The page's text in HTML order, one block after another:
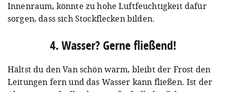
Innenraum, könnte zu hohe Luftfeuchtigkeit dafür
sorgen, dass sich Stockflecken bilden.
4. Wasser? Gerne fließend!
Hältst du den Van schön warm, bleibt der Frost den
Leitungen fern und das Wasser kann fließen. Ist der